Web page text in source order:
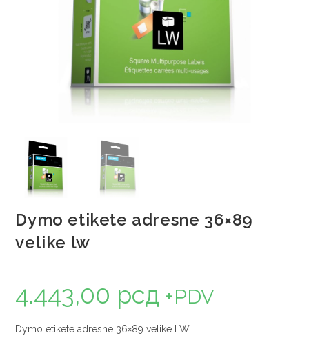
Dymo etikete adresne 36×89
velike lw
4.443,00 рсд +PDV
Dymo etikete adresne 36×89 velike LW